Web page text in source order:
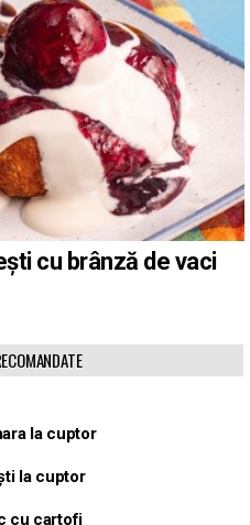
cu brânză de vaci
la cuptor
la cuptor
cu cartofi